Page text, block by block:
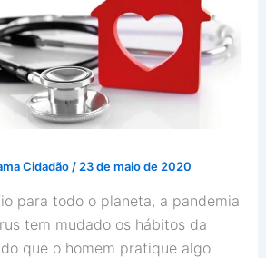
Cidadão / 23 de maio de 2020
para todo o planeta, a pandemia
tem mudado os hábitos da
que o homem pratique algo